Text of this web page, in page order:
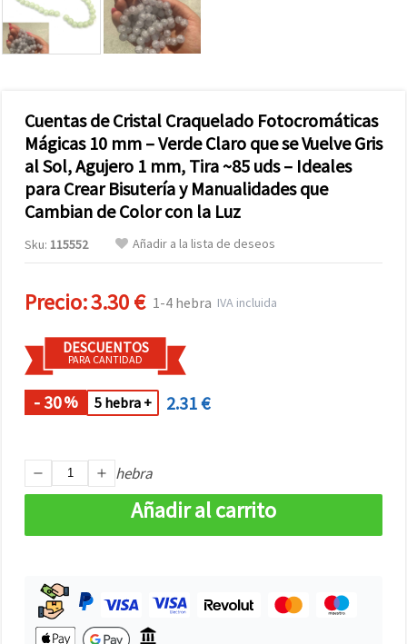
Cuentas de Cristal Craquelado Fotocromáticas
Mágicas 10 mm – Verde Claro que se Vuelve Gris
al Sol, Agujero 1 mm, Tira ~85 uds – Ideales
para Crear Bisutería y Manualidades que
Cambian de Color con la Luz
Sku: 115552 Añadir a la lista de deseos
Precio:3.30 € 1-4 hebra IVA incluida
DESCUENTOS
PARA CANTIDAD
- 30% 5 hebra + 2.31 €
hebra
Añadir al carrito